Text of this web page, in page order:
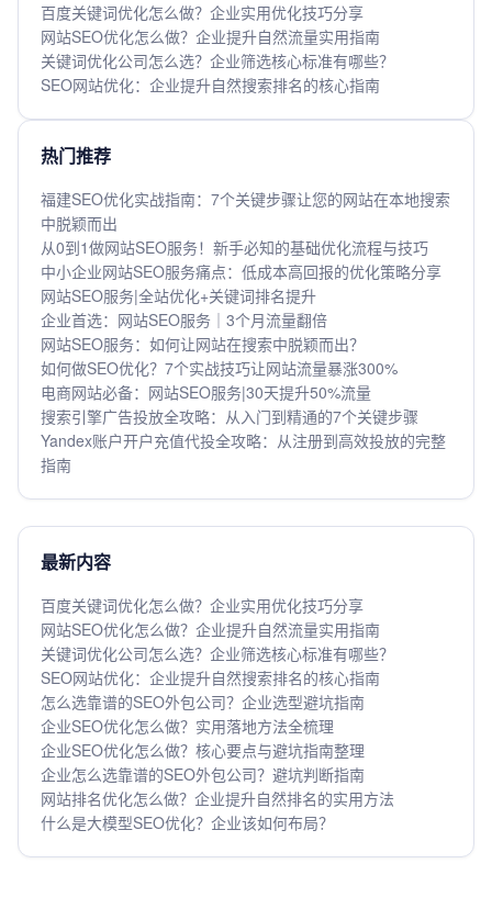
百度关键词优化怎么做？企业实用优化技巧分享
网站SEO优化怎么做？企业提升自然流量实用指南
关键词优化公司怎么选？企业筛选核心标准有哪些？
SEO网站优化：企业提升自然搜索排名的核心指南
热门推荐
福建SEO优化实战指南：7个关键步骤让您的网站在本地搜索
中脱颖而出
从0到1做网站SEO服务！新手必知的基础优化流程与技巧
中小企业网站SEO服务痛点：低成本高回报的优化策略分享
网站SEO服务|全站优化+关键词排名提升
企业首选：网站SEO服务｜3个月流量翻倍
网站SEO服务：如何让网站在搜索中脱颖而出？
如何做SEO优化？7个实战技巧让网站流量暴涨300%
电商网站必备：网站SEO服务|30天提升50%流量
搜索引擎广告投放全攻略：从入门到精通的7个关键步骤
Yandex账户开户充值代投全攻略：从注册到高效投放的完整
指南
最新内容
百度关键词优化怎么做？企业实用优化技巧分享
网站SEO优化怎么做？企业提升自然流量实用指南
关键词优化公司怎么选？企业筛选核心标准有哪些？
SEO网站优化：企业提升自然搜索排名的核心指南
怎么选靠谱的SEO外包公司？企业选型避坑指南
企业SEO优化怎么做？实用落地方法全梳理
企业SEO优化怎么做？核心要点与避坑指南整理
企业怎么选靠谱的SEO外包公司？避坑判断指南
网站排名优化怎么做？企业提升自然排名的实用方法
什么是大模型SEO优化？企业该如何布局？